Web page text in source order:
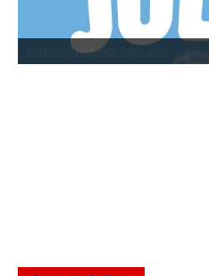
https://frioteka.com.ar/